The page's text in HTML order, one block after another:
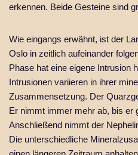
erkennen. Beide Gesteine sind
Wie eingangs erwähnt, ist der
Oslo in zeitlich aufeinander
Phase hat eine eigene Intrusion
Intrusionen variieren in ihrer
Zusammensetzung. Der
Er nimmt immer mehr ab, bis er
Anschließend nimmt der
Die unterschiedliche